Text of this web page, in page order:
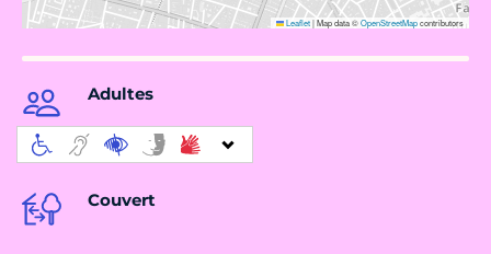
Leaflet|Map data ©OpenStreetMapcontributors
Adultes
Couvert